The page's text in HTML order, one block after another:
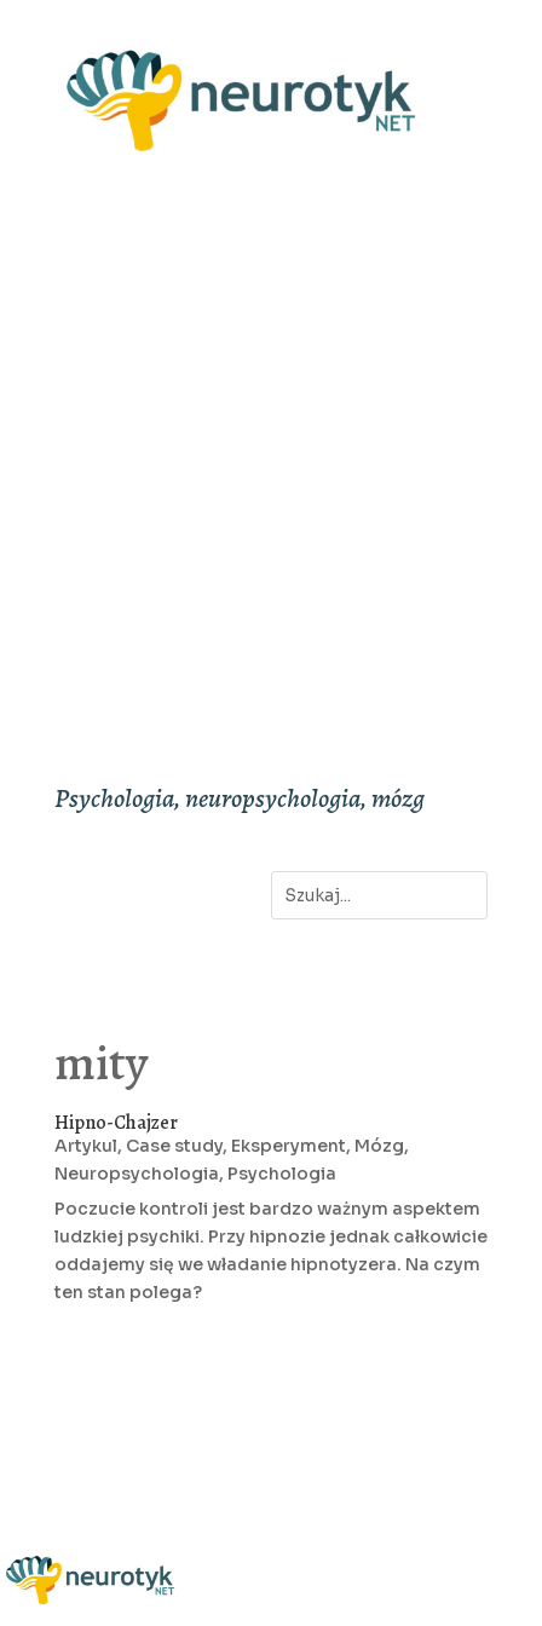
Psychologia, neuropsychologia, mózg
mity
Hipno-Chajzer
Artykul, Case study, Eksperyment, Mózg,
Neuropsychologia, Psychologia
Poczucie kontroli jest bardzo ważnym aspektem
ludzkiej psychiki. Przy hipnozie jednak całkowicie
oddajemy się we władanie hipnotyzera. Na czym
ten stan polega?